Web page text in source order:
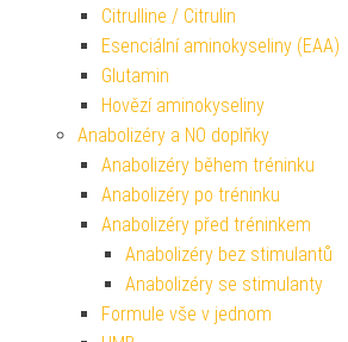
Citrulline / Citrulin
Esenciální aminokyseliny (EAA)
Glutamin
Hovězí aminokyseliny
Anabolizéry a NO doplňky
Anabolizéry během tréninku
Anabolizéry po tréninku
Anabolizéry před tréninkem
Anabolizéry bez stimulantů
Anabolizéry se stimulanty
Formule vše v jednom